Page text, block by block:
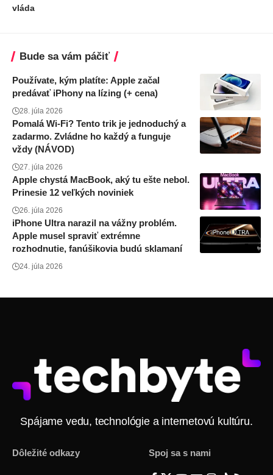
vláda
Bude sa vám páčiť
Používate, kým platíte: Apple začal
predávať iPhony na lízing (+ cena)
28. júla 2026
Pomalá Wi-Fi? Tento trik je jednoduchý a
zadarmo. Zvládne ho každý a funguje
vždy (NÁVOD)
27. júla 2026
Apple chystá MacBook, aký tu ešte nebol.
Prinesie 12 veľkých noviniek
26. júla 2026
iPhone Ultra narazil na vážny problém.
Apple musel spraviť extrémne
rozhodnutie, fanúšikovia budú sklamaní
24. júla 2026
Spájame vedu, technológie a internetovú kultúru.
Dôležité odkazy Spoj sa s nami